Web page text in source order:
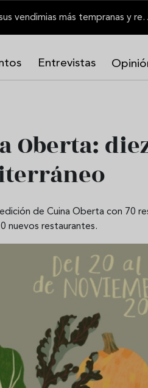
El Marco de Jerez inicia una de
Entrevistas
n
Oberta:
de Cuina Oberta con 70
nuevos restaurantes.
el plato
todo el
Cinco
que querrás